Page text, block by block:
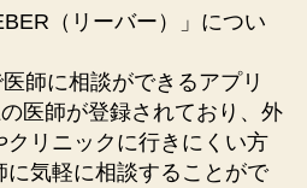
（リーバー）」につい
師に相談ができるアプリ
医師が登録されており、外
クリニックに⾏きにくい⽅
に気軽に相談することがで